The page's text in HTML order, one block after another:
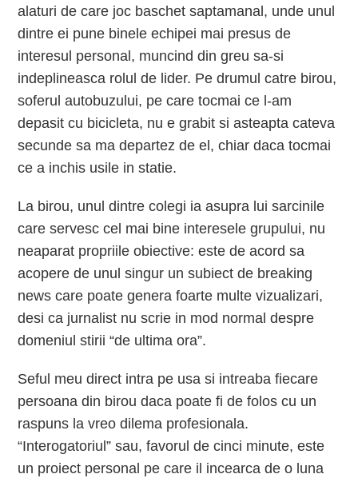
alaturi de care joc baschet saptamanal, unde unul
dintre ei pune binele echipei mai presus de
interesul personal, muncind din greu sa-si
indeplineasca rolul de lider. Pe drumul catre birou,
soferul autobuzului, pe care tocmai ce l-am
depasit cu bicicleta, nu e grabit si asteapta cateva
secunde sa ma departez de el, chiar daca tocmai
ce a inchis usile in statie.
La birou, unul dintre colegi ia asupra lui sarcinile
care servesc cel mai bine interesele grupului, nu
neaparat propriile obiective: este de acord sa
acopere de unul singur un subiect de breaking
news care poate genera foarte multe vizualizari,
desi ca jurnalist nu scrie in mod normal despre
domeniul stirii “de ultima ora”.
Seful meu direct intra pe usa si intreaba fiecare
persoana din birou daca poate fi de folos cu un
raspuns la vreo dilema profesionala.
“Interogatoriul” sau, favorul de cinci minute, este
un proiect personal pe care il incearca de o luna